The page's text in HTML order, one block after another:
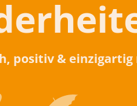
positiv & einzigartig